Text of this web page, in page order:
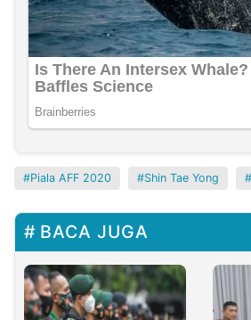
Piala AFF 2020 Shin Tae Yong
BACA JUGA